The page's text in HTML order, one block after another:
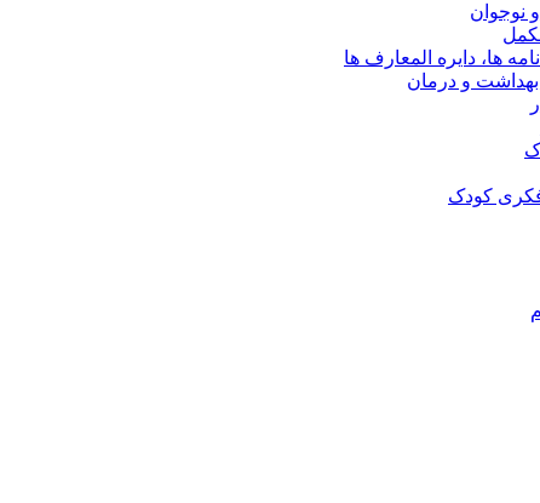
نوجوان
ها، دایره المعارف ها
و درمان
کودک